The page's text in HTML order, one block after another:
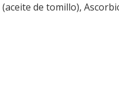
de tomillo),